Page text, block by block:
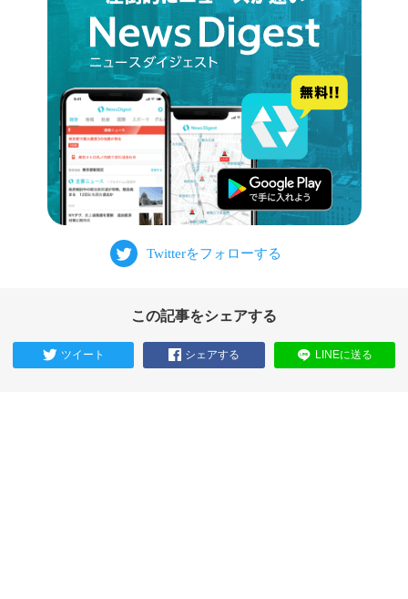
この記事をシェアする
ツイート シェアする LINEに送る